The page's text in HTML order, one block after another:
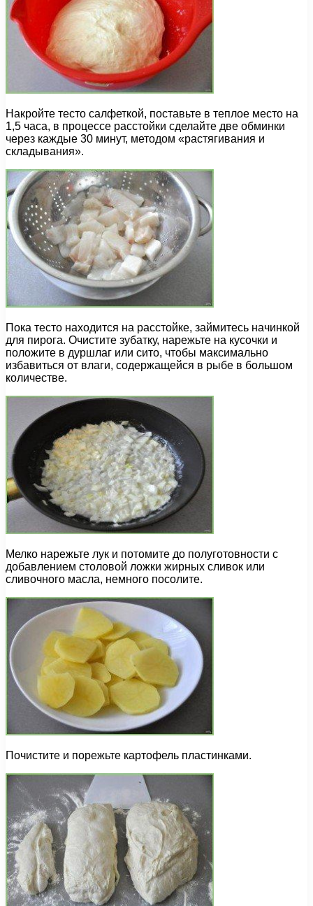
Накройте тесто салфеткой, поставьте в теплое место на
1,5 часа, в процессе расстойки сделайте две обминки
через каждые 30 минут, методом «растягивания и
складывания».
Пока тесто находится на расстойке, займитесь начинкой
для пирога. Очистите зубатку, нарежьте на кусочки и
положите в дуршлаг или сито, чтобы максимально
избавиться от влаги, содержащейся в рыбе в большом
количестве.
Мелко нарежьте лук и потомите до полуготовности с
добавлением столовой ложки жирных сливок или
сливочного масла, немного посолите.
Почистите и порежьте картофель пластинками.